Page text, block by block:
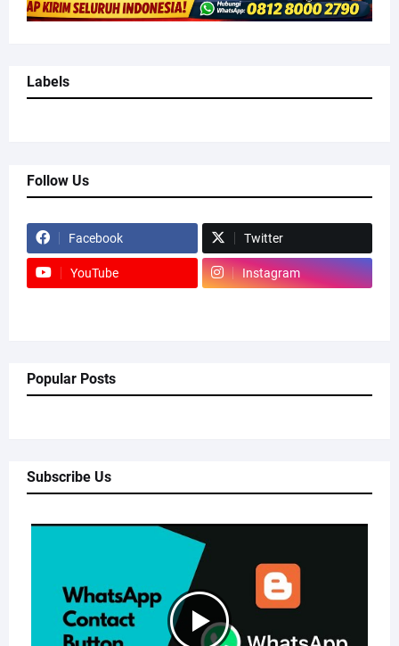
Labels
Follow Us
Facebook Twitter
YouTube Instagram
Popular Posts
Subscribe Us